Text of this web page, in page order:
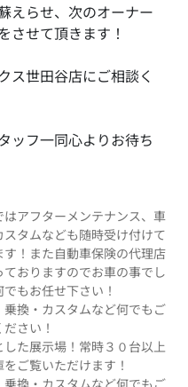
えらせ、次のオーナー
させて頂きます！
ス世田谷店にご相談く
ッフ一同心よりお待ち
はアフターメンテナンス、車
スタムなども随時受け付けて
す！また自動車保険の代理店
ておりますのでお車の事でし
でもお任せ下さい！
乗換・カスタムなど何でもご
さい！
した展示場！常時３０台以上
をご覧いただけます！